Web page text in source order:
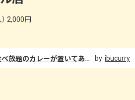
2,000円
今日串家物語に行ったのですが食べ放題のカレーが置いてあり食べました！ 福神漬も入れ放題でご飯もルーも食べ放題でした！味の方は学校の給食などで出てきそうな優しい味でヤミツキになる美味しさでした！小さいお子様でも食べれそうな味でとても美味しかったです！ ibucurry